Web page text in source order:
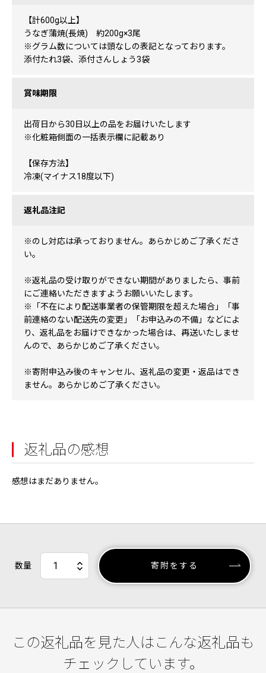
【計600g以上】
うなぎ蒲焼(長焼) 約200g×3尾
※グラム数については頭なしの表記となっております。
添付たれ3袋、添付さんしょう3袋
賞味期限
出荷日から30日以上の品をお届けいたします
※化粧箱側面の一括表示欄に記載あり
【保存方法】
冷凍(マイナス18度以下)
返礼品注記
※のし対応は承っておりません。あらかじめご了承くださ
い。
※返礼品の受け取りができない期間がありましたら、事前
にご連絡いただきますようお願いいたします。
※「不在により配送事業者の保管期限を超えた場合」「事
前連絡のない配送先の変更」「お申込みの不備」などによ
り、返礼品をお届けできなかった場合は、再送いたしませ
んので、あらかじめご了承ください。
※寄附申込み後のキャンセル、返礼品の変更・返品はでき
ません。あらかじめご了承ください。
返礼品の感想
感想はまだありません。
数量 寄附をする
この返礼品を見た人はこんな返礼品も
チェックしています。